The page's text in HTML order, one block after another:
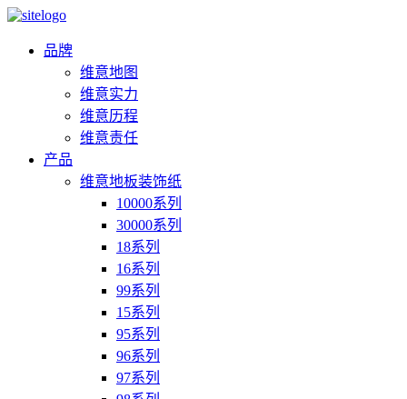
品牌
维意地图
维意实力
维意历程
维意责任
产品
维意地板装饰纸
10000系列
30000系列
18系列
16系列
99系列
15系列
95系列
96系列
97系列